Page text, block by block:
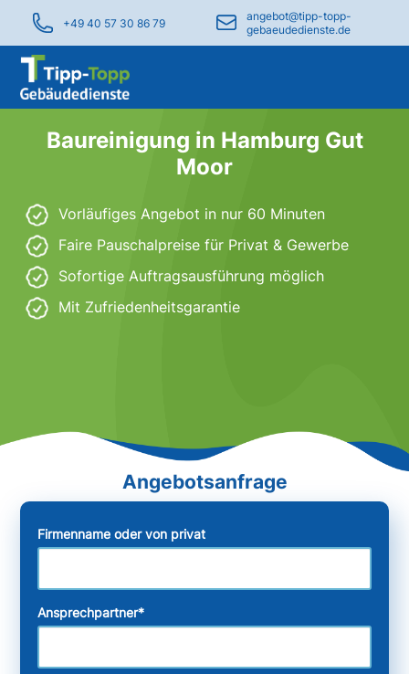
+49 40 57 30 86 79
angebot@tipp-topp-
gebaeudedienste.de
Baureinigung in Hamburg Gut
Moor
Vorläufiges Angebot in nur 60 Minuten
Faire Pauschalpreise für Privat & Gewerbe
Sofortige Auftragsausführung möglich
Mit Zufriedenheitsgarantie
Firmenname oder von privat
Ansprechpartner*